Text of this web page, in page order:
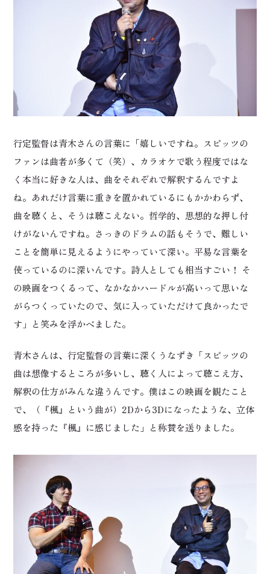
行定監督は青木さんの言葉に「嬉しいですね。スピッツの
ファンは曲者が多くて（笑）、カラオケで歌う程度ではな
く本当に好きな人は、曲をそれぞれで解釈するんですよ
ね。あれだけ言葉に重きを置かれているにもかかわらず、
曲を聴くと、そうは聴こえない。哲学的、思想的な押し付
けがないんですね。さっきのドラムの話もそうで、難しい
ことを簡単に見えるようにやっていて深い。平易な言葉を
使っているのに深いんです。詩人としても相当すごい！ そ
の映画をつくるって、なかなかハードルが高いって思いな
がらつくっていたので、気に入っていただけて良かったで
す」と笑みを浮かべました。
青木さんは、行定監督の言葉に深くうなずき「スピッツの
曲は想像するところが多いし、聴く人によって聴こえ方、
解釈の仕方がみんな違うんです。僕はこの映画を観たこと
で、（『楓』という曲が）2Dから3Dになったような、立体
感を持った『楓』に感じました」と称賛を送りました。